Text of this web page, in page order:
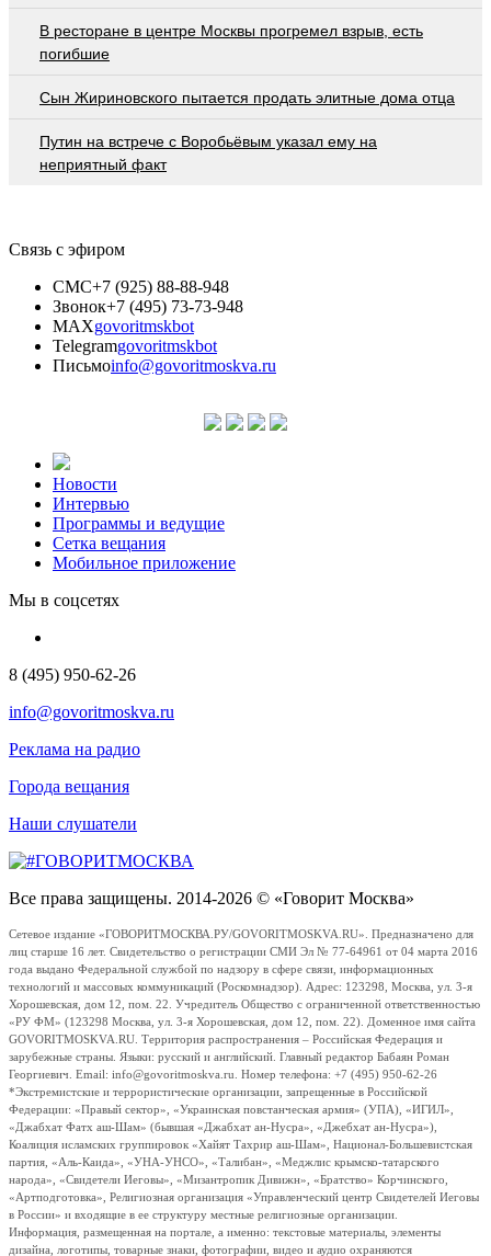
В ресторане в центре Москвы прогремел взрыв, есть
погибшие
Сын Жириновского пытается продать элитные дома отца
Путин на встрече с Воробьёвым указал ему на
неприятный факт
Связь с эфиром
СМС+7 (925) 88-88-948
Звонок+7 (495) 73-73-948
MAXgovoritmskbot
Telegramgovoritmskbot
Письмоinfo@govoritmoskva.ru
Новости
Интервью
Программы и ведущие
Сетка вещания
Мобильное приложение
Мы в соцсетях
8 (495) 950-62-26
info@govoritmoskva.ru
Реклама на радио
Города вещания
Наши слушатели
Все права защищены. 2014-2026 © «Говорит Москва»
Сетевое издание «ГОВОРИТМОСКВА.РУ/GOVORITMOSKVA.RU». Предназначено для
лиц старше 16 лет. Свидетельство о регистрации СМИ Эл № 77-64961 от 04 марта 2016
года выдано Федеральной службой по надзору в сфере связи, информационных
технологий и массовых коммуникаций (Роскомнадзор). Адрес: 123298, Москва, ул. 3-я
Хорошевская, дом 12, пом. 22. Учредитель Общество с ограниченной ответственностью
«РУ ФМ» (123298 Москва, ул. 3-я Хорошевская, дом 12, пом. 22). Доменное имя сайта
GOVORITMOSKVA.RU. Территория распространения – Российская Федерация и
зарубежные страны. Языки: русский и английский. Главный редактор Бабаян Роман
Георгиевич. Email: info@govoritmoskva.ru. Номер телефона: +7 (495) 950-62-26
*Экстремистские и террористические организации, запрещенные в Российской
Федерации: «Правый сектор», «Украинская повстанческая армия» (УПА), «ИГИЛ»,
«Джабхат Фатх аш-Шам» (бывшая «Джабхат ан-Нусра», «Джебхат ан-Нусра»),
Коалиция исламских группировок «Хайят Тахрир аш-Шам», Национал-Большевистская
партия, «Аль-Каида», «УНА-УНСО», «Талибан», «Меджлис крымско-татарского
народа», «Свидетели Иеговы», «Мизантропик Дивижн», «Братство» Корчинского,
«Артподготовка», Религиозная организация «Управленческий центр Свидетелей Иеговы
в России» и входящие в ее структуру местные религиозные организации.
Информация, размещенная на портале, а именно: текстовые материалы, элементы
дизайна, логотипы, товарные знаки, фотографии, видео и аудио охраняются